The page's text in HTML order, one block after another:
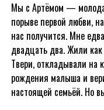
Мы с Артёмом —
порыве первой любви,
нас получится. Мне
двадцать два. Жили
Твери, откладывали на
рождения малыша и
настоящей семьёй. Но